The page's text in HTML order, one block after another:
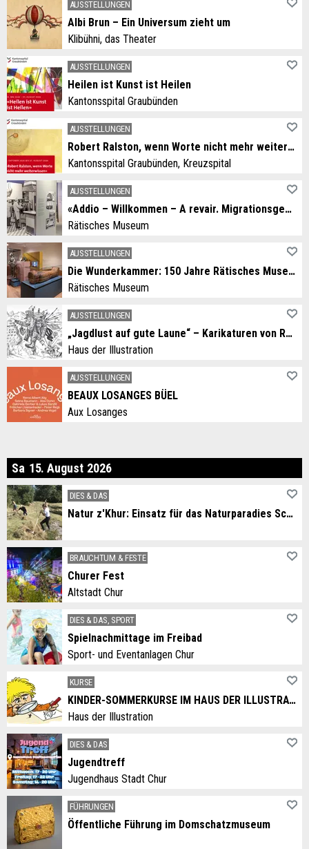
AUSSTELLUNGEN
Albi Brun – Ein Universum zieht um
Klibühni, das Theater
AUSSTELLUNGEN
Heilen ist Kunst ist Heilen
Kantonsspital Graubünden
AUSSTELLUNGEN
Robert Ralston, wenn Worte nicht mehr weiterwissen
Kantonsspital Graubünden, Kreuzspital
AUSSTELLUNGEN
«Addio – Willkommen – A revair. Migrationsgeschichten aus dem Grandhotel Alpen»
Rätisches Museum
AUSSTELLUNGEN
Die Wunderkammer: 150 Jahre Rätisches Museum
Rätisches Museum
AUSSTELLUNGEN
„Jagdlust auf gute Laune“ – Karikaturen von Rolf Giger
Haus der Illustration
AUSSTELLUNGEN
BEAUX LOSANGES BÜEL
Aux Losanges
Sa mstag
15. August 2026
DIES & DAS
Natur z'Khur: Einsatz für das Naturparadies Schotsch
BRAUCHTUM & FESTE
Churer Fest
Altstadt Chur
DIES & DAS, SPORT
Spielnachmittage im Freibad
Sport- und Eventanlagen Chur
KURSE
KINDER-SOMMERKURSE IM HAUS DER ILLUSTRATION
Haus der Illustration
DIES & DAS
Jugendtreff
Jugendhaus Stadt Chur
FÜHRUNGEN
Öffentliche Führung im Domschatzmuseum